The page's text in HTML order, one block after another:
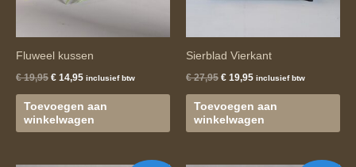
Fluweel kussen
€19,95 € 14,95 inclusief btw
Toevoegen aan
winkelwagen
Sierblad Vierkant
€27,95 € 19,95 inclusief btw
Toevoegen aan
winkelwagen